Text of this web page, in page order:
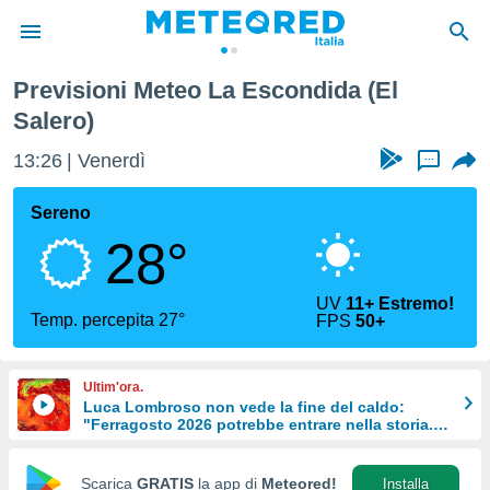
di
per
di
Web
le
Previsioni Meteo La Escondida (El
Salero)
13:26 Venerdì ...
Sereno
28°
Temp. percepita 27°
UV 11+ Estremo!
FPS50+
Ultim'ora.
Luca Lombroso non vede la fine del caldo:
"Ferragosto 2026 potrebbe entrare nella storia.
Scarica GRATIS la app di Meteored! Installa